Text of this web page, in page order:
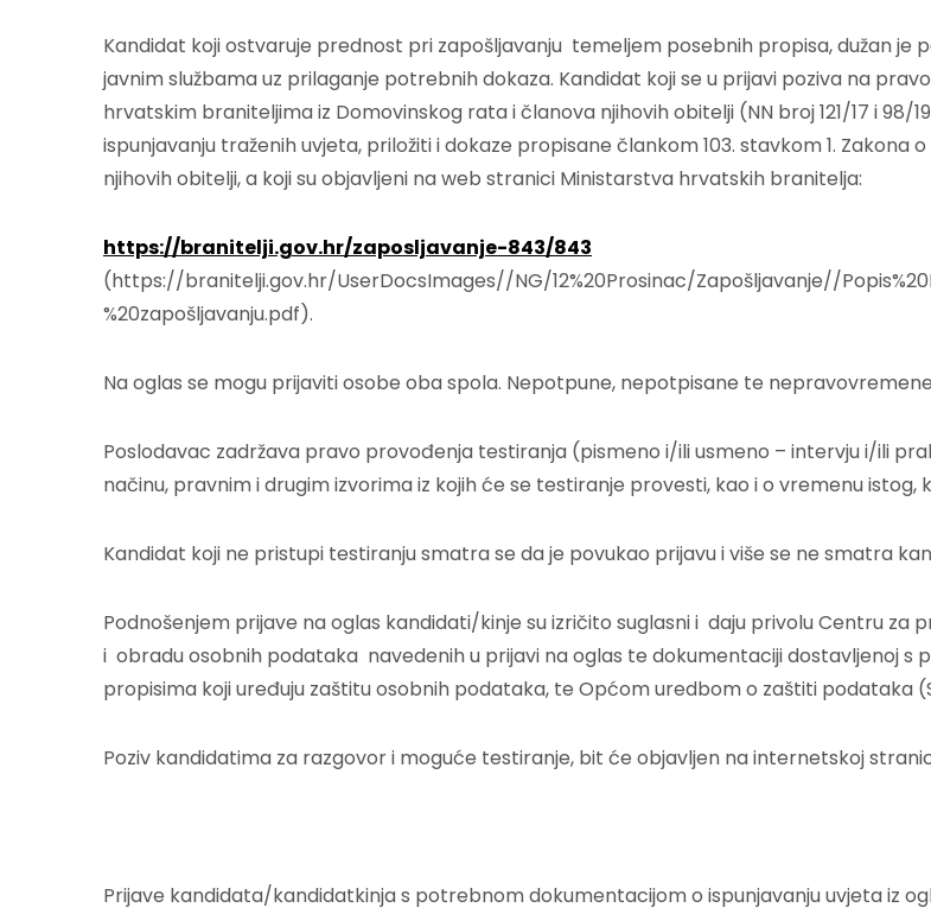
Kandidat koji ostvaruje prednost pri zapošljavanju temeljem posebnih propisa, dužan je
javnim službama uz prilaganje potrebnih dokaza. Kandidat koji se u prijavi poziva na
hrvatskim braniteljima iz Domovinskog rata i članova njihovih obitelji (NN broj 121/17 i 98/
ispunjavanju traženih uvjeta, priložiti i dokaze propisane člankom 103. stavkom 1.
njihovih obitelji, a koji su objavljeni na web stranici Ministarstva hrvatskih branitelja:
https://branitelji.gov.hr/zaposljavanje-843/843
(https://branitelji.gov.hr/UserDocsImages//NG/12%20Prosinac/Zapošljavanje//
%20zapošljavanju.pdf).
Na oglas se mogu prijaviti osobe oba spola. Nepotpune, nepotpisane te
Poslodavac zadržava pravo provođenja testiranja (pismeno i/ili usmeno – intervju i/ili
načinu, pravnim i drugim izvorima iz kojih će se testiranje provesti, kao i o vremenu
Kandidat koji ne pristupi testiranju smatra se da je povukao prijavu i više se ne smatra
Podnošenjem prijave na oglas kandidati/kinje su izričito suglasni i daju privolu Centru za
i obradu osobnih podataka navedenih u prijavi na oglas te dokumentaciji dostavljenoj s
propisima koji uređuju zaštitu osobnih podataka, te Općom uredbom o zaštiti podataka (Sl.
Poziv kandidatima za razgovor i moguće testiranje, bit će objavljen na internetskoj
Prijave kandidata/kandidatkinja s potrebnom dokumentacijom o ispunjavanju uvjeta iz